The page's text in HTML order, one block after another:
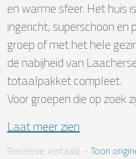
en warme sfeer. Het huis
ingericht, superschoon en
groep of met het hele
de nabijheid van
totaalpakket compleet.
Voor groepen die op zoek
Laat meer zien
Recensie vertaald – Toon